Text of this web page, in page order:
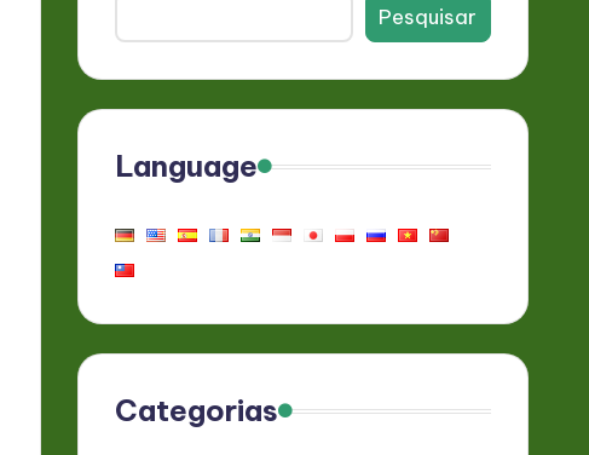
Pesquisar
Language
Categorias